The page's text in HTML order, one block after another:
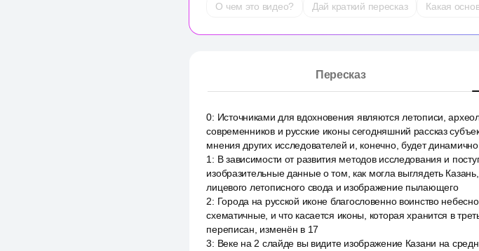
О чем это видео? Дай краткий пересказ Какая
Пересказ
0: Источниками для вдохновения являются летописи,
современников и русские иконы сегодняшний рассказ
мнения других исследователей и, конечно, будет динамично
1 : В зависимости от развития методов исследования и
изобразительные данные о том, как могла выглядеть
лицевого летописного свода и изображение пылающего
2: Города на русской иконе благословенно воинство
схематичные, и что касается иконы, которая хранится в
переписан, изменён в 17
3: Веке на 2 слайде вы видите изображение Казани на